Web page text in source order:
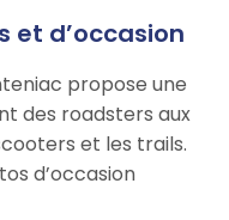
et d’occasion
propose une
des roadsters aux
et les trails.
d’occasion